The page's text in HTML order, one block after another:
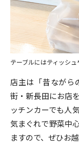
テーブルにはティッシ
店主は「昔ながら
街・新長田にお店
ッチンカーでも人
気まぐれで野菜中
ますので、ぜひお